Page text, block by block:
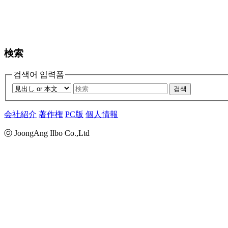
検索
검색어 입력폼
검색
会社紹介 著作権 PC版 個人情報
ⓒ JoongAng Ilbo Co.,Ltd